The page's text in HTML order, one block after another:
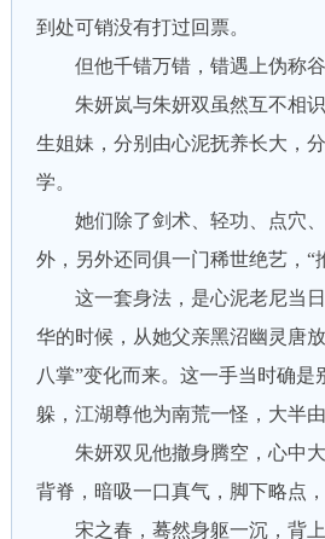
到处可销没有打过回票。
但他千错万错，错遇上伪称谷
朱妍岚与朱妍双虽然互不相识
生姐妹，分别由心泥抚养长大，
学。
她们除了剑术、轻功、点穴、
外，另外还同俱一门稀世绝艺，“
这一套身法，是心泥老尼当日
华的时候，从她父亲黑沼幽灵唐
八掌”变化而来。这一手当时确是
躲，江湖尊他为南荒一怪，大半由
朱妍双见他撤身腾空，心中大
背脊，暗吸一口真气，脚下略点
宋之春，蓦然身躯一沉，背上